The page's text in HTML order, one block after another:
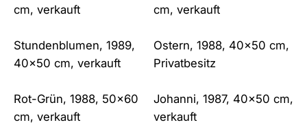
cm, verkauft
cm, verkauft
Stundenblumen, 1989,
40×50 cm, verkauft
Ostern, 1988, 40×50 cm,
Privatbesitz
Rot-Grün, 1988, 50×60
cm, verkauft
Johanni, 1987, 40×50 cm,
verkauft